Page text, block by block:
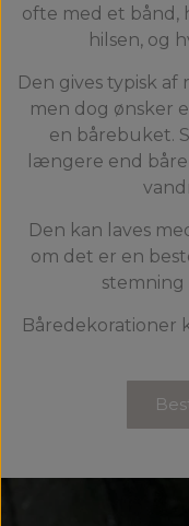
ofte med et bånd,
hilsen, og
Den gives typisk
men dog ønsker
en bårebuket.
længere end
Den kan laves
om det er en
Båredekorationer